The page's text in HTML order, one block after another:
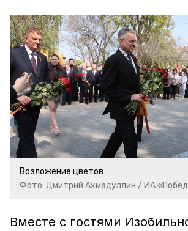
Возложение цветов
Фото: Дмитрий Ахмадуллин / ИА
Вместе с гостями